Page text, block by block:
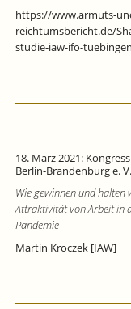
https://www.armuts-
reichtumsbericht.de/
studie-iaw-ifo-
18. März 2021:
Berlin-Brandenburg e.
Wie gewinnen und halten
Attraktivität von Arbeit in
Pandemie
Martin Kroczek [IAW]